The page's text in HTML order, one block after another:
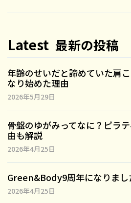
Latest 最新の投稿
年齢のせいだと諦めていた肩
なり始めた理由
2026年5月29日
骨盤のゆがみってなに？ピラ
由も解説
2026年4月25日
Green&Body9周年になりまし
2026年4月25日